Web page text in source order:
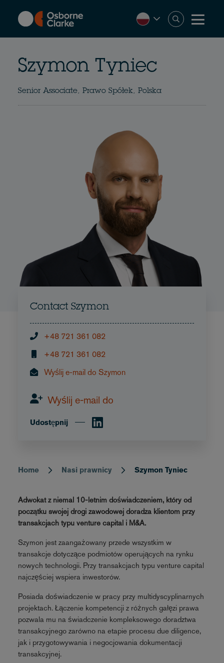
content
Szymon Tyniec
Senior Associate, Prawo Spółek, Polska
Breadcrumb
Home Nasi prawnicy Szymon Tyniec
Adwokat z niemal 10-letnim doświadczeniem, który od
początku swojej drogi zawodowej doradza klientom przy
transakcjach typu venture capital i M&A.
Szymon jest zaangażowany przede wszystkim w
transakcje dotyczące podmiotów operujących na rynku
nowych technologii. Przy transakcjach typu venture capital
najczęściej wspiera inwestorów.
Posiada doświadczenie w pracy przy multidyscyplinarnych
projektach. Łączenie kompetencji z różnych gałęzi prawa
pozwala mu na świadczenie kompleksowego doradztwa
transakcyjnego zarówno na etapie procesu due diligence,
jak i przygotowywania i negocjowania dokumentacji
transakcyjnej.
Contact Szymon
+48 721 361 082
+48 721 361 082
Wyślij e-mail do Szymon
Wyślij e-mail do
Udostępnij